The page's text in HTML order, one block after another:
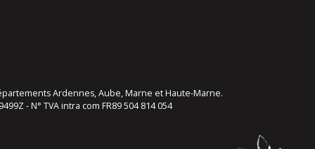
Ardennes, Aube, Marne et Haute-Marne.
- N° TVA intra com FR89 504 814 054